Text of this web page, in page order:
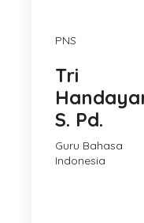
PNS
Tri
S. Pd.
Guru Bahasa
Indonesia